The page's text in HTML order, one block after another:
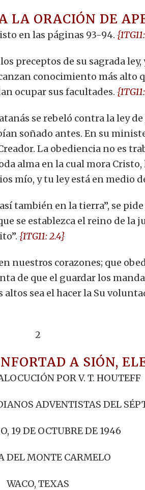
LA ORACIÓN DE
en las páginas 93-94.
preceptos de su sagrada
conocimiento más alto
ocupar sus facultades.
se rebeló contra la ley
soñado antes. En su
La obediencia no es
alma en la cual mora
mío, y tu ley está en medio
también en la tierra”, se
se establezca el reino de la
{1TG11: 2.4}
nuestros corazones; que
de que el guardar los
sea el hacer la Su
2
A SIÓN,
POR V. T. HOUTEFF
ADVENTISTAS DEL
19 DE OCTUBRE DE 1946
DEL MONTE CARMELO
WACO, TEXAS